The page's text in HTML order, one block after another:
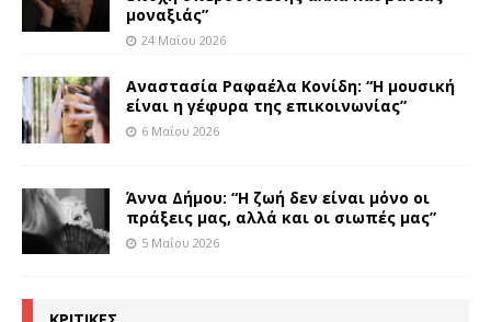
μοναξιάς”
24 Μαΐου 2026
Αναστασία Ραφαέλα Κονίδη: “Η μουσική
είναι η γέφυρα της επικοινωνίας”
6 Μαΐου 2026
Άννα Δήμου: “Η ζωή δεν είναι μόνο οι
πράξεις μας, αλλά και οι σιωπές μας”
5 Μαΐου 2026